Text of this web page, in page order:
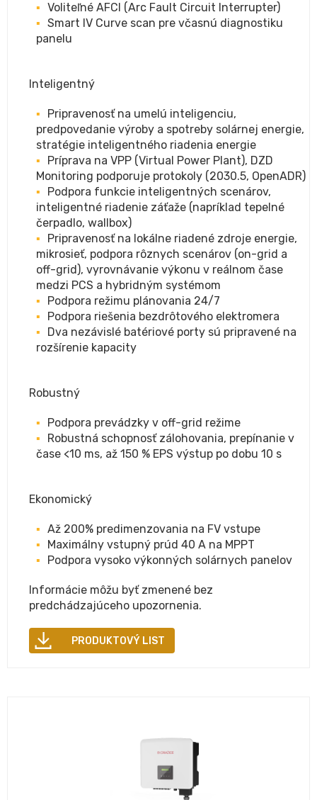
Voliteľné AFCI (Arc Fault Circuit Interrupter)
Smart IV Curve scan pre včasnú diagnostiku
panelu
Inteligentný
Pripravenosť na umelú inteligenciu,
predpovedanie výroby a spotreby solárnej energie,
stratégie inteligentného riadenia energie
Príprava na VPP (Virtual Power Plant), DZD
Monitoring podporuje protokoly (2030.5, OpenADR)
Podpora funkcie inteligentných scenárov,
inteligentné riadenie záťaže (napríklad tepelné
čerpadlo, wallbox)
Pripravenosť na lokálne riadené zdroje energie,
mikrosieť, podpora rôznych scenárov (on-grid a
off-grid), vyrovnávanie výkonu v reálnom čase
medzi PCS a hybridným systémom
Podpora režimu plánovania 24/7
Podpora riešenia bezdrôtového elektromera
Dva nezávislé batériové porty sú pripravené na
rozšírenie kapacity
Robustný
Podpora prevádzky v off-grid režime
Robustná schopnosť zálohovania, prepínanie v
čase <10 ms, až 150 % EPS výstup po dobu 10 s
Ekonomický
Až 200% predimenzovania na FV vstupe
Maximálny vstupný prúd 40 A na MPPT
Podpora vysoko výkonných solárnych panelov
Informácie môžu byť zmenené bez
predchádzajúceho upozornenia.
PRODUKTOVÝ LIST